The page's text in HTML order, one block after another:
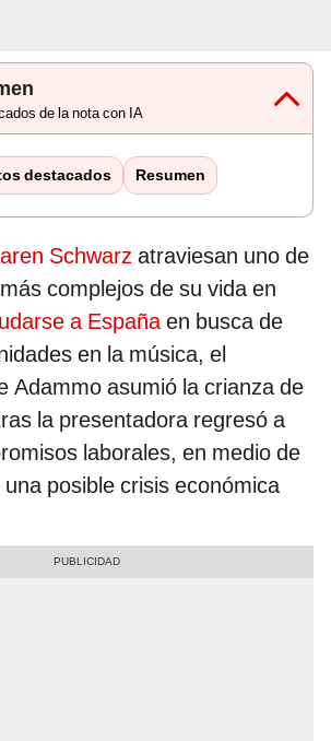
de la nota con IA
destacados Resumen
Schwarz atraviesan uno de
complejos de su vida en
a Españaen busca de
en la música, el
Adammo asumió la crianza de
la presentadora regresó a
laborales, en medio de
posible crisis económica